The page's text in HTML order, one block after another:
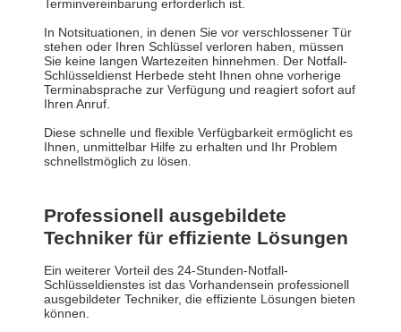
Terminvereinbarung erforderlich ist.
In Notsituationen, in denen Sie vor verschlossener Tür
stehen oder Ihren Schlüssel verloren haben, müssen
Sie keine langen Wartezeiten hinnehmen. Der Notfall-
Schlüsseldienst Herbede steht Ihnen ohne vorherige
Terminabsprache zur Verfügung und reagiert sofort auf
Ihren Anruf.
Diese schnelle und flexible Verfügbarkeit ermöglicht es
Ihnen, unmittelbar Hilfe zu erhalten und Ihr Problem
schnellstmöglich zu lösen.
Professionell ausgebildete
Techniker für effiziente Lösungen
Ein weiterer Vorteil des 24-Stunden-Notfall-
Schlüsseldienstes ist das Vorhandensein professionell
ausgebildeter Techniker, die effiziente Lösungen bieten
können.